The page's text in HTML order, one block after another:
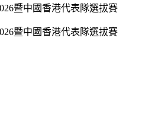
暨中國香港代表隊選拔賽
暨中國香港代表隊選拔賽